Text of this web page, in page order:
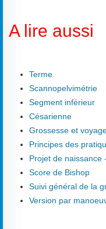
A lire aussi
Terme
Scannopelvimétrie
Segment inférieur
Césarienne
Grossesse et
Principes des
Projet de naissance
Score de Bishop
Suivi général de la
Version par